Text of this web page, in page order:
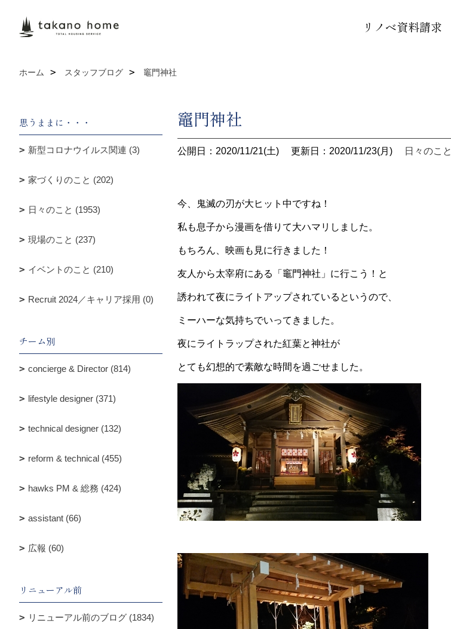
リノベ資料請求
ホーム スタッフブログ 竈門神社
竈門神社
公開日：2020/11/21(土) 更新日：2020/11/23(月) 日々のこと
今、鬼滅の刃が大ヒット中ですね！
私も息子から漫画を借りて大ハマリしました。
もちろん、映画も見に行きました！
友人から太宰府にある「竈門神社」に行こう！と
誘われて夜にライトアップされているというので、
ミーハーな気持ちでいってきました。
夜にライトラップされた紅葉と神社が
とても幻想的で素敵な時間を過ごせました。
思うままに・・・
新型コロナウイルス関連 (3)
家づくりのこと (202)
日々のこと (1953)
現場のこと (237)
イベントのこと (210)
Recruit 2024／キャリア採用 (0)
チーム別
concierge & Director (814)
lifestyle designer (371)
technical designer (132)
reform & technical (455)
hawks PM & 総務 (424)
assistant (66)
広報 (60)
リニューアル前
リニューアル前のブログ (1834)